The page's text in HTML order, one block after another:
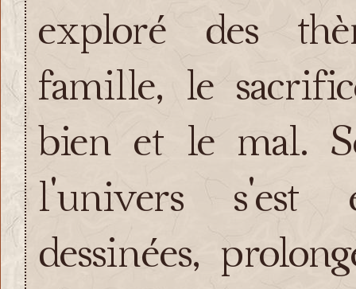
exploré des
famille, le
bien et le mal.
l'univers s'est
dessinées,